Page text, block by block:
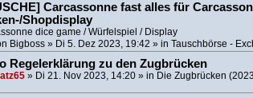
Carcassonne fast alles für
Shopdisplay
dice game / Würfelspiel / Display
Bigboss» Di 5. Dez 2023, 19:42 » in Tauschbörse -
Regelerklärung zu den Zugbrücken
» Di 21. Nov 2023, 14:20» in Die Zugbrücken